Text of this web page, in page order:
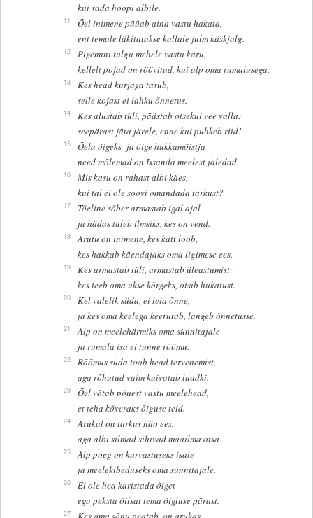
kui sada hoopi albile.
11
Õel inimene püüab aina vastu hakata,
ent temale läkitatakse kallale julm käskjalg.
12
Pigemini tulgu mehele vastu karu,
kellelt pojad on röövitud, kui alp oma rumalusega.
13
Kes head kurjaga tasub,
selle kojast ei lahku õnnetus.
14
Kes alustab tüli, päästab otsekui vee valla:
seepärast jäta järele, enne kui puhkeb riid!
15
Õela õigeks- ja õige hukkamõistja -
need mõlemad on Issanda meelest jäledad.
16
Mis kasu on rahast albi käes,
kui tal ei ole soovi omandada tarkust?
17
Tõeline sõber armastab igal ajal
ja hädas tuleb ilmsiks, kes on vend.
18
Arutu on inimene, kes kätt lööb,
kes hakkab käendajaks oma ligimese ees.
19
Kes armastab tüli, armastab üleastumist;
kes teeb oma ukse kõrgeks, otsib hukatust.
20
Kel valelik süda, ei leia õnne,
ja kes oma keelega keerutab, langeb õnnetusse.
21
Alp on meelehärmiks oma sünnitajale
ja rumala isa ei tunne rõõmu.
22
Rõõmus süda toob head tervenemist,
aga rõhutud vaim kuivatab luudki.
23
Õel võtab põuest vastu meelehead,
et teha kõveraks õiguse teid.
24
Arukal on tarkus näo ees,
aga albi silmad sihivad maailma otsa.
25
Alp poeg on kurvastuseks isale
ja meelekibeduseks oma sünnitajale.
26
Ei ole hea karistada õiget
ega peksta õilsat tema õigluse pärast.
27